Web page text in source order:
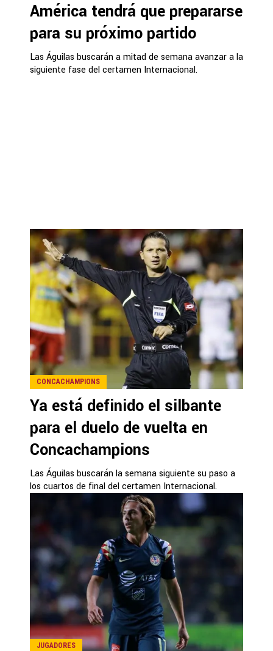
América tendrá que prepararse
para su próximo partido
Las Águilas buscarán a mitad de semana avanzar a la
siguiente fase del certamen Internacional.
CONCACHAMPIONS
Ya está definido el silbante
para el duelo de vuelta en
Concachampions
Las Águilas buscarán la semana siguiente su paso a
los cuartos de final del certamen Internacional.
JUGADORES